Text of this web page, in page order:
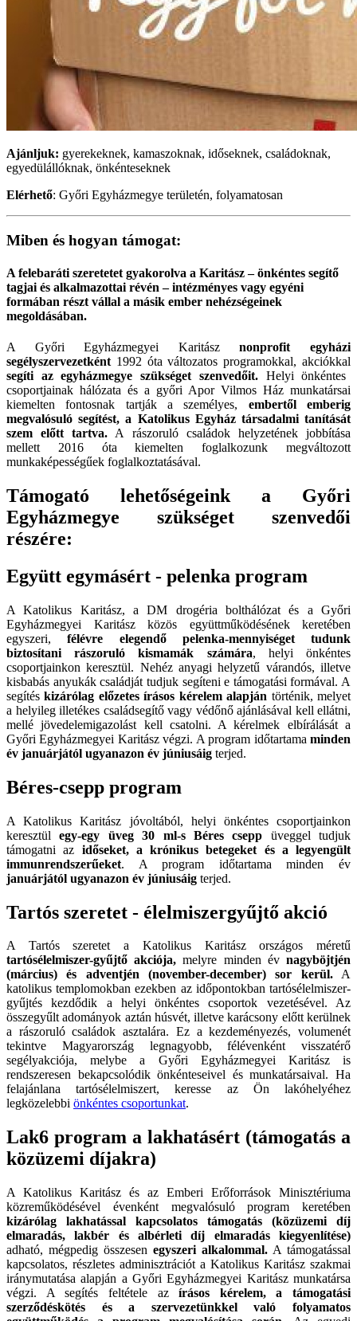
Ajánljuk: gyerekeknek, kamaszoknak, időseknek, családoknak,
egyedülállóknak, önkénteseknek
Elérhető: Győri Egyházmegye területén, folyamatosan
Miben és hogyan támogat:
A felebaráti szeretetet gyakorolva a Karitász – önkéntes segítő
tagjai és alkalmazottai révén – intézményes vagy egyéni
formában részt vállal a másik ember nehézségeinek
megoldásában.
A Győri Egyházmegyei Karitásznonprofit egyházi
segélyszervezetként 1992 óta változatos programokkal, akciókkal
segíti az egyházmegye szükséget szenvedőit.Helyi önkéntes
csoportjainak hálózata és a győri Apor Vilmos Ház munkatársai
kiemelten fontosnak tartják a személyes, embertől emberig
megvalósuló segítést, a Katolikus Egyház társadalmi tanítását
szem előtt tartva. A rászoruló családok helyzetének jobbítása
mellett 2016 óta kiemelten foglalkozunk megváltozott
munkaképességűek foglalkoztatásával.
Támogató lehetőségeink a Győri
Egyházmegye szükséget szenvedői
részére:
Együtt egymásért - pelenka program
A Katolikus Karitász, a DM drogéria bolthálózat és a Győri
Egyházmegyei Karitász közös együttműködésének keretében
egyszeri,félévre elegendő pelenka-mennyiséget tudunk
biztosítani rászoruló kismamák számára, helyi önkéntes
csoportjainkon keresztül. Nehéz anyagi helyzetű várandós, illetve
kisbabás anyukák családját tudjuk segíteni e támogatási formával. A
segítéskizárólag előzetes írásos kérelem alapján történik, melyet
a helyileg illetékes családsegítő vagy védőnő ajánlásával kell ellátni,
mellé jövedelemigazolást kell csatolni. A kérelmek elbírálását a
Győri Egyházmegyei Karitász végzi. A program időtartama minden
év januárjától ugyanazon év júniusáig terjed.
Béres-csepp program
A Katolikus Karitász jóvoltából, helyi önkéntes csoportjainkon
keresztülegy-egy üveg 30 ml-s Béres csepp üveggel tudjuk
támogatni az időseket, a krónikus betegeket és a legyengült
immunrendszerűeket. A program időtartama minden év
januárjától ugyanazon év júniusáig terjed.
Tartós szeretet - élelmiszergyűjtő akció
A Tartós szeretet a Katolikus Karitász országos méretű
tartósélelmiszer-gyűjtő akciója,melyre minden évnagyböjtjén
(március) és adventjén (november-december) sor kerül.A
katolikus templomokban ezekben az időpontokban tartósélelmiszer-
gyűjtés kezdődik a helyi önkéntes csoportok vezetésével. Az
összegyűlt adományok aztán húsvét, illetve karácsony előtt kerülnek
a rászoruló családok asztalára. Ez a kezdeményezés, volumenét
tekintve Magyarország legnagyobb, félévenként visszatérő
segélyakciója, melybe a Győri Egyházmegyei Karitász is
rendszeresen bekapcsolódik önkénteseivel és munkatársaival. Ha
felajánlana tartósélelmiszert, keresse az Ön lakóhelyéhez
legközelebbi önkéntes csoportunkat.
Lak6 program a lakhatásért (támogatás a
közüzemi díjakra)
A Katolikus Karitász és az Emberi Erőforrások Minisztériuma
közreműködésével évenként megvalósuló program keretében
kizárólag lakhatással kapcsolatos támogatás (közüzemi díj
elmaradás, lakbér és albérleti díj elmaradás kiegyenlítése)
adható, mégpedig összesen egyszeri alkalommal. A támogatással
kapcsolatos, részletes adminisztrációt a Katolikus Karitász szakmai
iránymutatása alapján a Győri Egyházmegyei Karitász munkatársa
végzi. A segítés feltétele azírásos kérelem, a támogatási
szerződéskötés és a szervezetünkkel való folyamatos